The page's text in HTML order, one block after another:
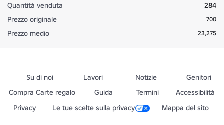
Quantità venduta
284
Prezzo originale
700
Prezzo medio 23,275
Su di noi Lavori Notizie
Genitori
Compra Carte regalo
Guida Termini
Accessibilità
Privacy
Le tue scelte sulla privacy Mappa del sito